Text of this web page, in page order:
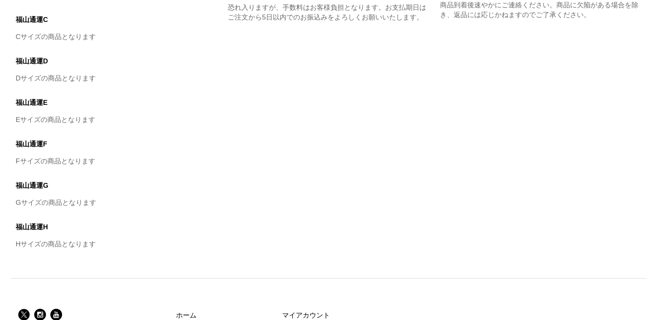
福山通運C
Cサイズの商品となります
福山通運D
Dサイズの商品となります
福山通運E
Eサイズの商品となります
福山通運F
Fサイズの商品となります
福山通運G
Gサイズの商品となります
福山通運H
Hサイズの商品となります
恐れ入りますが、手数料はお客様負担となります。お支払期日は
ご注文から5日以内でのお振込みをよろしくお願いいたします。
商品到着後速やかにご連絡ください。商品に欠陥がある場合を除
き、返品には応じかねますのでご了承ください。
ホーム マイアカウント